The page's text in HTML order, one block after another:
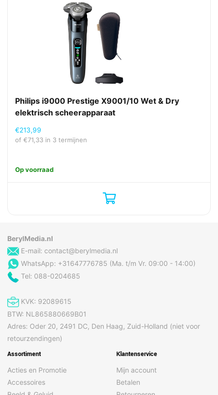
AC-ingangsspanning
100 - 240 V
Accu/Batterij voltage
3,6 V
Ja
Stroombron
Batterij/Accu
Ergonomie
Type beeldscherm
Merk
Inhoud van de verpakking
Beschermkap
Inclusief basisstation
Oplader
Reinigingsborsteltje
Ja
Reinigingscartridge
Gewicht en omvang
Breedte
158 mm
Philips i9000 Prestige X9001/10 Wet & Dry
elektrisch scheerapparaat
€213,99
of €71,33 in 3 termijnen
Op voorraad
BerylMedia.nl
E-mail: contact@berylmedia.nl
WhatsApp: +31647776785 (Ma. t/m Vr. 09:00 - 14:00)
Tel: 088-0204685
KVK: 92089615
BTW: NL865880669B01
Adres: Oder 20, 2491 DC, Den Haag, Zuid-Holland (niet voor
retourzendingen)
Assortiment
Acties en Promotie
Accessoires
Klantenservice
Mijn account
Betalen